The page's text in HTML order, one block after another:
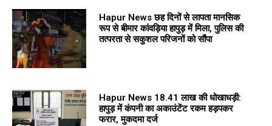
Hapur News छह दिनों से लापता मानसिक
रूप से बीमार कांवड़िया हापुड़ में मिला, पुलिस की
तत्परता से सकुशल परिजनों को सौंपा
Hapur News 18.41 लाख की धोखाधड़ी:
हापुड़ में कंपनी का अकाउंटेंट रकम हड़पकर
फरार, मुकदमा दर्ज